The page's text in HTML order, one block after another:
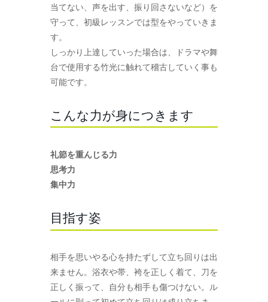
当てない、声を出す、振り回さないなど）を
守って、初級レッスンでは型をやっていきま
す。
しっかり上達していった場合は、ドラマや舞
台で使用する竹光に触れて稽古していく事も
可能です。
こんな力が身につきます
礼節を重んじる力
思考力
集中力
目指す姿
相手を思いやる心を持たずして立ち回りは出
来ません。浴衣や帯、袴を正しく着て、刀を
正しく振って、自分も相手も傷つけない。ル